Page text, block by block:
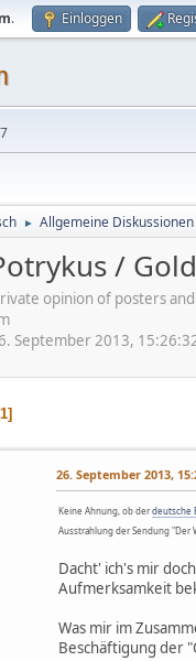
. Einloggen
► Allgemeine Diskussionen
/
opinion of posters
September 2013,
1
26. September 2013,
Keine Ahnung, ob derdeutsche
Ausstrahlung der Sendung "Der
Dacht' ich's mir
Aufmerksamkeit
Was mir im
Beschäftigung der